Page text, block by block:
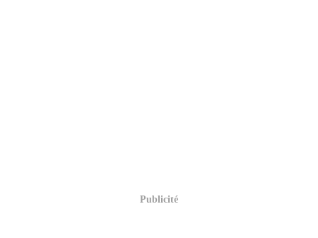
Publicité